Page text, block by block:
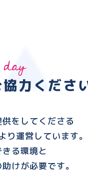
協力くださ
をしてくださる
り運営しています。
る環境と
けが必要です。